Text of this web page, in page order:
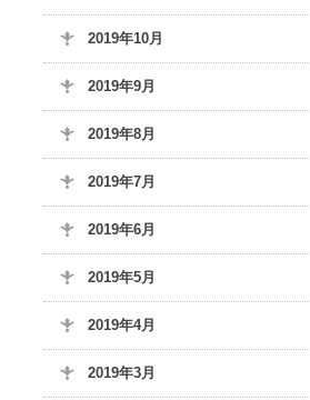
2019年10月
2019年9月
2019年8月
2019年7月
2019年6月
2019年5月
2019年4月
2019年3月